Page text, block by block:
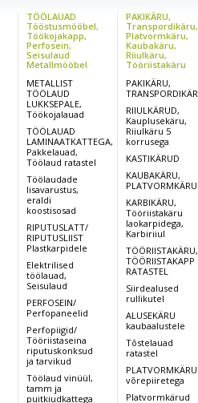
TÖÖLAUAD
Tööstusmööbel,
Töökojakapp,
Perfosein,
Seisulaud
Metallmööbel
METALLIST
TÖÖLAUD
LUKKSEPALE,
Töökojalauad
TÖÖLAUAD
LAMINAATKATTEGA,
Pakkelauad,
Töölaud ratastel
Töölaudade
lisavarustus,
eraldi
koostisosad
RIPUTUSLATT/
RIPUTUSLIIST
Plastkarpidele
Elektrilised
töölauad,
Seisulaud
PERFOSEIN/
Perfopaneelid
Perfopiigid/
Tööriistaseina
riputuskonksud
ja tarvikud
Töölaud vinüül,
tamm ja
puitkiudkattega
PAKIKÄRU,
Transpordikäru,
Platvormkäru,
Kaubakäru,
Riiulkäru,
Tööriistakäru
PAKIKÄRU,
RIIULKÄRUD,
Kauplusekäru,
Riiulkäru 5
korrusega
KASTIKÄRUD
KAUBAKÄRU,
PLATVORMKÄRU
KARBIKÄRU,
Tööriistakäru
laokarpidega,
Karbiriiul
TÖÖRIISTAKÄRU,
TÖÖRIISTAKAPP
RATASTEL
Siirdealused
rullikutel
ALUSEKÄRU
kaubaalustele
Tõstelauad
ratastel
PLATVORMKÄRU
võrepiiretega
Platvormkärud